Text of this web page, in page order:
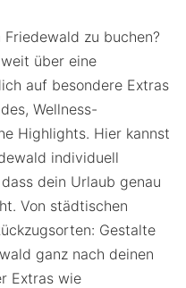
zu buchen?
über eine
auf besondere Extras
Wellness-
Highlights. Hier kannst
individuell
dein Urlaub genau
Von städtischen
Gestalte
ganz nach deinen
Extras wie